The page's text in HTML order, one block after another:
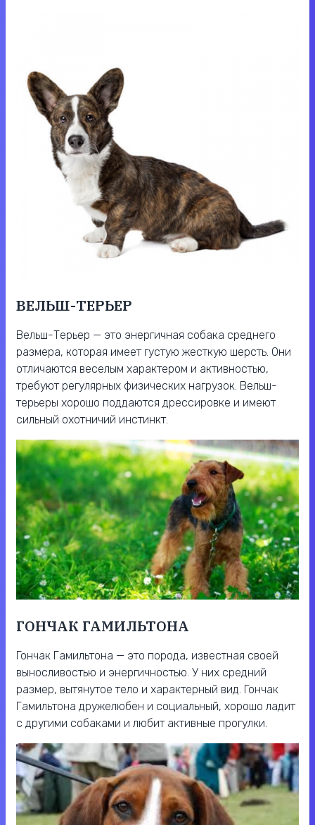
ВЕЛЬШ-ТЕРЬЕР
Вельш-Терьер — это энергичная собака среднего
размера, которая имеет густую жесткую шерсть. Они
отличаются веселым характером и активностью,
требуют регулярных физических нагрузок. Вельш-
терьеры хорошо поддаются дрессировке и имеют
сильный охотничий инстинкт.
ГОНЧАК ГАМИЛЬТОНА
Гончак Гамильтона — это порода, известная своей
выносливостью и энергичностью. У них средний
размер, вытянутое тело и характерный вид. Гончак
Гамильтона дружелюбен и социальный, хорошо ладит
с другими собаками и любит активные прогулки.